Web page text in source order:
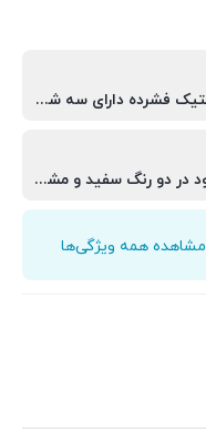
پلاستیک فشرده دارای سه شیر خروجی سرد، گرم و ولرم
موجود در دو رنگ سفید و مشکی
مشاهده همه ویژگی‌ها